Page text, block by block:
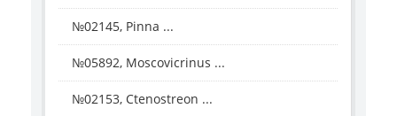
№02145, Pinna ...
№05892, Moscovicrinus ...
№02153, Ctenostreon ...